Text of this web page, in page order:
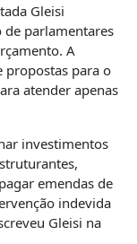
Gleisi
de parlamentares
A
propostas para o
atender apenas
investimentos
emendas de
indevida
Gleisi na